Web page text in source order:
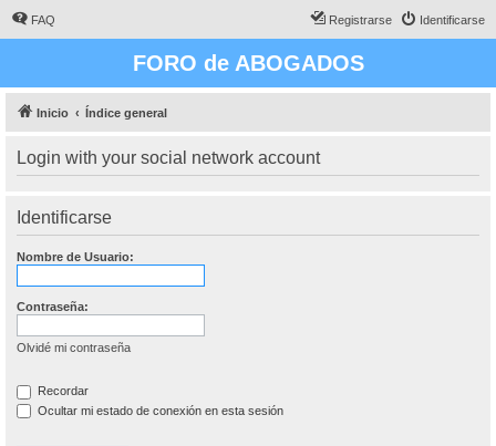
FAQ Identificarse
Registrarse
FORO de ABOGADOS
Inicio Índice general
Login with your social network account
Identificarse
Nombre de Usuario:
Contraseña:
Olvidé mi contraseña
Recordar
Ocultar mi estado de conexión en esta sesión